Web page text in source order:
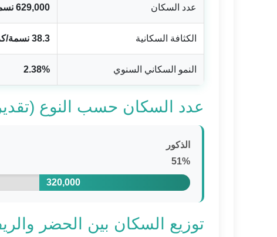
عدد السكان 629,000 نسمة
الكثافة السكانية 38.3 نسمة/كم²
النمو السكاني السنوي 2.38%
عدد السكان حسب النوع (تقديرات
الذكور
51%
320,000
توزيع السكان بين الحضر والريف